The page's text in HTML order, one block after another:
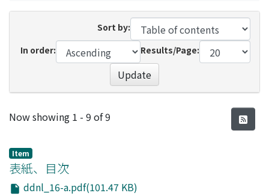
Sort by:
In order:
Results/Page:
Update
Recent Submissions
Now showing 1 - 9 of 9
Item
表紙、目次
ddnl_16-a.pdf(101.47 KB)